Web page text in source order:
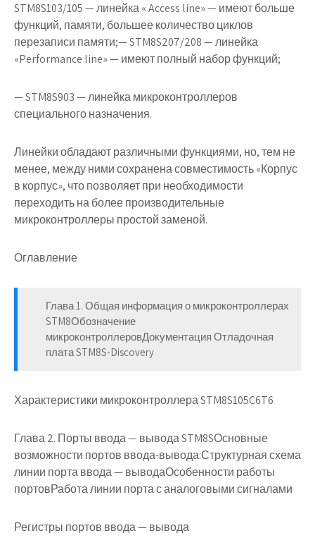
STM8S103/105 — линейка « Access line» — имеют больше
функций, памяти, большее количество циклов
перезаписи памяти;— STM8S207/208 — линейка
«Performance line» — имеют полный набор функций;
— STM8S903 — линейка микроконтроллеров
специального назначения.
Линейки обладают различными функциями, но, тем не
менее, между ними сохранена совместимость «Корпус
в корпус», что позволяет при необходимости
переходить на более производительные
микроконтроллеры простой заменой.
Оглавление
Глава 1. Общая информация о микроконтроллерах
STM8Обозначение
микроконтроллеровДокументация Отладочная
плата STM8S-Discovery
Характеристики микроконтроллера STM8S105C6T6
Глава 2. Порты ввода — вывода STM8SОсновные
возможности портов ввода-вывода:Структурная схема
линии порта ввода — выводаОсобенности работы
портовРабота линии порта с аналоговыми сигналами
Регистры портов ввода — вывода